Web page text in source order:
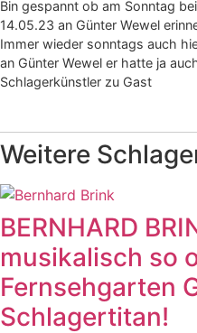
Bin gespannt ob am Sonntag
14.05.23 an Günter Wewel
Immer wieder sonntags auch
an Günter Wewel er hatte ja
Schlagerkünstler zu Gast
Weitere
BERNHARD
musikalisch so
Fernsehgarten
Schlagertitan!